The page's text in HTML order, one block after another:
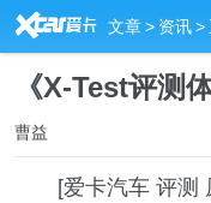
R 文章> 资讯>
《X-Test评测
曹益
[爱卡汽车 评测